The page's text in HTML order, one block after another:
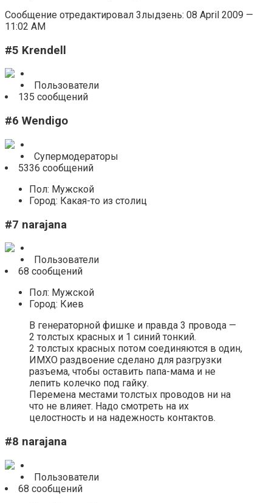
Сообщение отредактировал 3лыдзень: 08 April 2009 —
11:02 AM
#5 Krendell
Пользователи
135 сообщений
#6 Wendigo
Супермодераторы
5336 сообщений
Пол: Мужской
Город: Какая-то из столиц
#7 narajana
Пользователи
68 сообщений
Пол: Мужской
Город: Киев
В генераторной фишке и правда 3 провода —
2 толстых красных и 1 синий тонкий.
2 толстых красных потом соединяются в один,
ИМХО раздвоение сделано для разгрузки
разъема, чтобы оставить папа-мама и не
лепить колечко под гайку.
Перемена местами толстых проводов ни на
что не влияет. Надо смотреть на их
целостность и на надежность контактов.
#8 narajana
Пользователи
68 сообщений